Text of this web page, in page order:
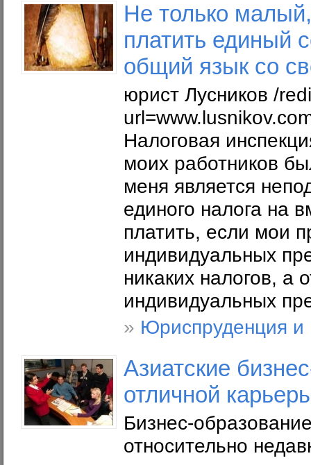
Не только
платить единый
общий язык со
юрист Лусников /
Налоговая
моих работников
меня является
единого налога на
платить, если мои
индивидуальных
никаких налогов, а
индивидуальных
» Юриспруденция и
Азиатские
отличной
Бизнес-
относительно